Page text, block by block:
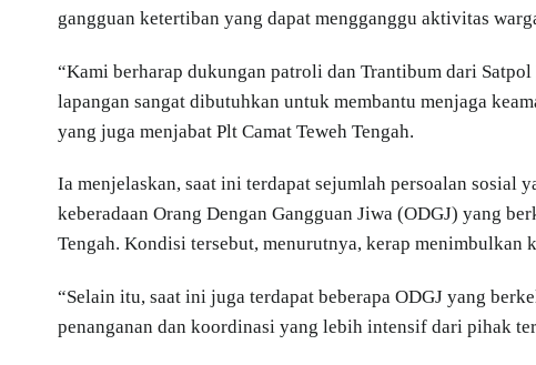
gangguan ketertiban yang dapat mengganggu aktivitas
“Kami berharap dukungan patroli dan Trantibum dari
lapangan sangat dibutuhkan untuk membantu menjaga
yang juga menjabat Plt Camat Teweh Tengah.
Ia menjelaskan, saat ini terdapat sejumlah persoalan sosial
keberadaan Orang Dengan Gangguan Jiwa (ODGJ) yang
Tengah. Kondisi tersebut, menurutnya, kerap menimbulkan
“Selain itu, saat ini juga terdapat beberapa ODGJ yang
penanganan dan koordinasi yang lebih intensif dari pihak